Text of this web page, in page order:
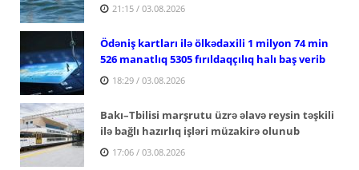
21:15 / 03.08.2026
Ödəniş kartları ilə ölkədaxili 1 milyon 74 min
526 manatlıq 5305 fırıldaqçılıq halı baş verib
18:29 / 03.08.2026
Bakı–Tbilisi marşrutu üzrə əlavə reysin təşkili
ilə bağlı hazırlıq işləri müzakirə olunub
17:06 / 03.08.2026